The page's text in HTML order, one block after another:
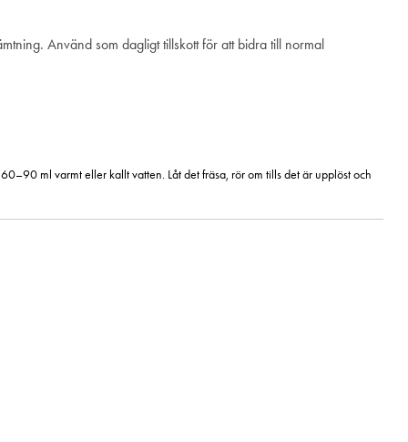
Använd som dagligt tillskott för att bidra till normal
ml varmt eller kallt vatten. Låt det fräsa, rör om tills det är upplöst och